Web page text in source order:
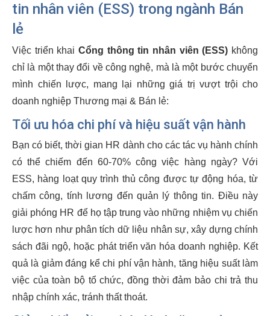
tin nhân viên (ESS) trong ngành Bán
lẻ
Việc triển khai Cổng thông tin nhân viên (ESS) không
chỉ là một thay đổi về công nghệ, mà là một bước chuyển
mình chiến lược, mang lại những giá trị vượt trội cho
doanh nghiệp Thương mại & Bán lẻ:
Tối ưu hóa chi phí và hiệu suất vận hành
Bạn có biết, thời gian HR dành cho các tác vụ hành chính
có thể chiếm đến 60-70% công việc hàng ngày? Với
ESS, hàng loạt quy trình thủ công được tự động hóa, từ
chấm công, tính lương đến quản lý thông tin. Điều này
giải phóng HR để họ tập trung vào những nhiệm vụ chiến
lược hơn như phân tích dữ liệu nhân sự, xây dựng chính
sách đãi ngộ, hoặc phát triển văn hóa doanh nghiệp. Kết
quả là giảm đáng kể chi phí vận hành, tăng hiệu suất làm
việc của toàn bộ tổ chức, đồng thời đảm bảo chi trả thu
nhập chính xác, tránh thất thoát.